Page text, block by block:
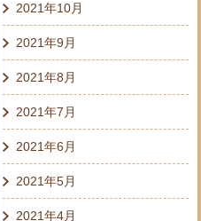
2021年10月
2021年9月
2021年8月
2021年7月
2021年6月
2021年5月
2021年4月